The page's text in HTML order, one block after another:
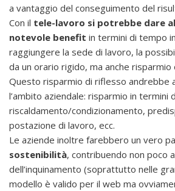
a vantaggio del conseguimento del
Con il tele-lavoro si potrebbe dare
notevole benefit in termini di tempo
raggiungere la sede di lavoro, la
da un orario rigido, ma anche risparmio
Questo risparmio di riflesso andrebbe
l’ambito aziendale: risparmio in termini
riscaldamento/condizionamento,
postazione di lavoro, ecc.
Le aziende inoltre farebbero un vero
sostenibilità, contribuendo non poco
dell’inquinamento (soprattutto nelle
modello è valido per il web ma